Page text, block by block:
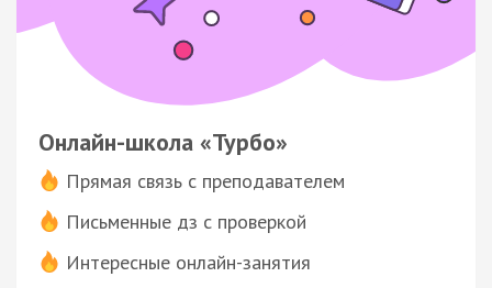
Онлайн-школа «Турбо»
Прямая связь с преподавателем
Письменные дз с проверкой
Интересные онлайн-занятия